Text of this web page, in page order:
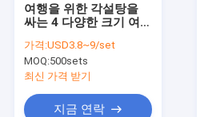
여행을 위한 각설탕을
싸는 4 다양한 크기 여행
가격:USD3.8~9/set
MOQ:500sets
최신 가격 받기
지금 연락